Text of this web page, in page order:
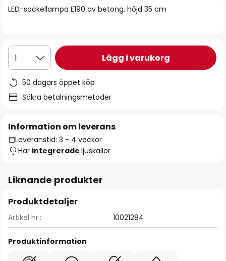
bildgalleriet
LED-sockellampa E190 av betong, höjd 35 cm
1 Lägg i varukorg
50 dagars öppet köp
Säkra betalningsmetoder
Information om leverans
Leveranstid: 3 - 4 veckor
Har integrerade ljuskällor
Liknande produkter
Produktdetaljer
Artikel nr.: 10021284
Produktinformation